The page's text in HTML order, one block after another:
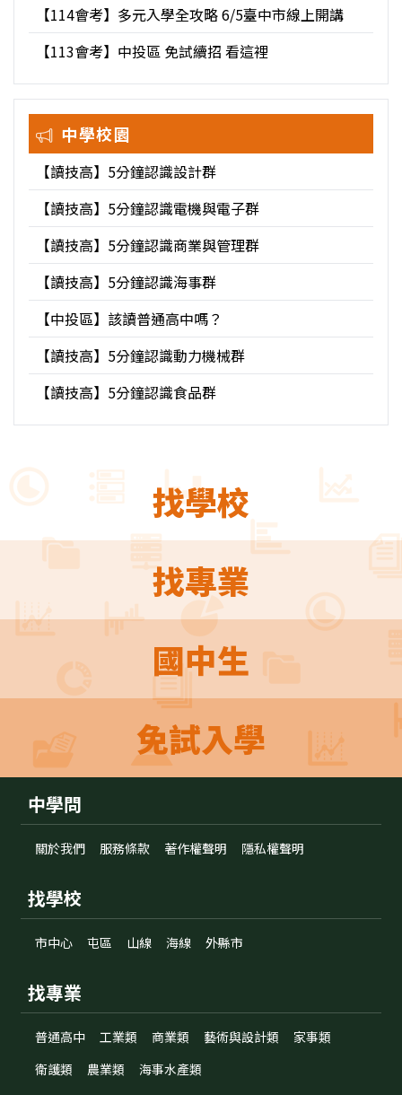
【114會考】多元入學全攻略 6/5臺中市線上開講
【113會考】中投區 免試續招 看這裡
中學校園
【讀技高】5分鐘認識設計群
【讀技高】5分鐘認識電機與電子群
【讀技高】5分鐘認識商業與管理群
【讀技高】5分鐘認識海事群
【中投區】該讀普通高中嗎？
【讀技高】5分鐘認識動力機械群
【讀技高】5分鐘認識食品群
找學校
找專業
國中生
免試入學
中學問
關於我們 服務條款 著作權聲明 隱私權聲明
找學校
市中心 屯區 山線 海線 外縣市
找專業
普通高中 工業類 商業類 藝術與設計類
家事類
衛護類
農業類 海事水產類